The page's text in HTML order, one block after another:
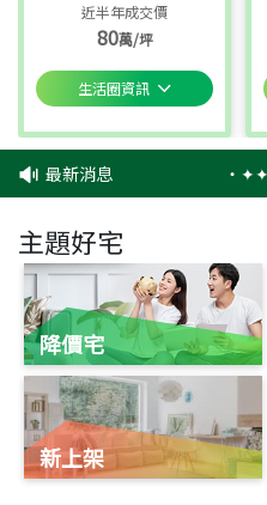
近半年成交價
80萬/坪
生活圈資訊
最新消息 ‧✦✦
主題好宅
降價宅
新上架